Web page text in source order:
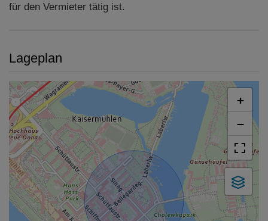
für den Vermieter tätig ist.
Lageplan
+
−